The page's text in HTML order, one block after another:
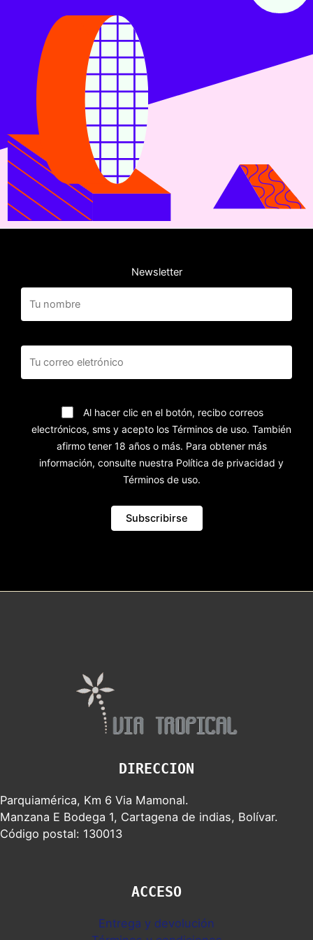
Newsletter
Al hacer clic en el botón, recibo correos
electrónicos, sms y acepto los Términos de uso. También
afirmo tener 18 años o más. Para obtener más
información, consulte nuestra Política de privacidad y
Términos de uso.
DIRECCION
Parquiamérica, Km 6 Via Mamonal.
Manzana E Bodega 1, Cartagena de indias, Bolívar.
Código postal: 130013
ACCESO
Entrega y devolución